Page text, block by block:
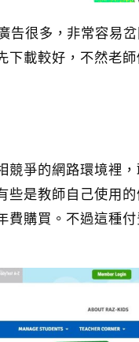
告很多，非常容易岔
下載較好，不然老
競爭的網路環境裡
些是教師自己使用
費購買。不過這種